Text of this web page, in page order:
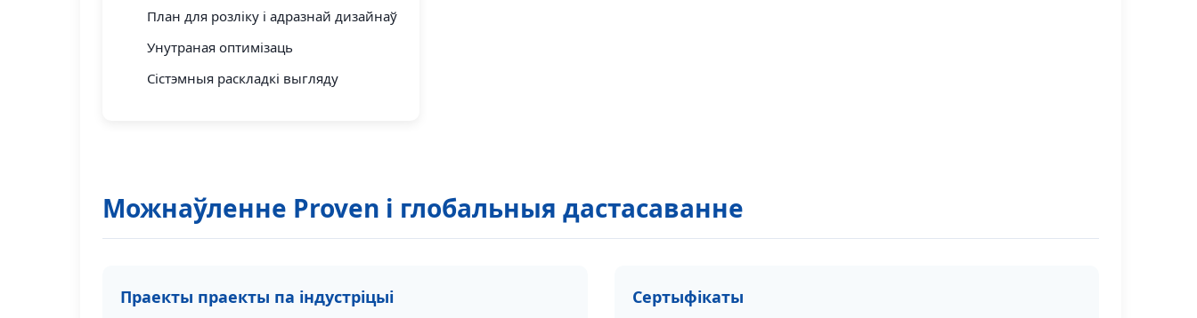
План для розліку і адразнай дизайнаў
Унутраная оптимізаць
Сістэмныя раскладкі выгляду
Можнаўленне Proven і глобальныя дастасаванне
Праекты праекты па індустріцыі Сертыфікаты